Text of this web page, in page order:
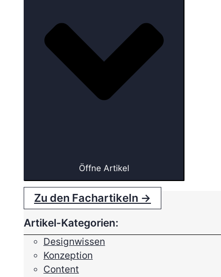
Öffne Artikel
Zu den Fachartikeln →
Artikel-Kategorien:
Designwissen
Konzeption
Content